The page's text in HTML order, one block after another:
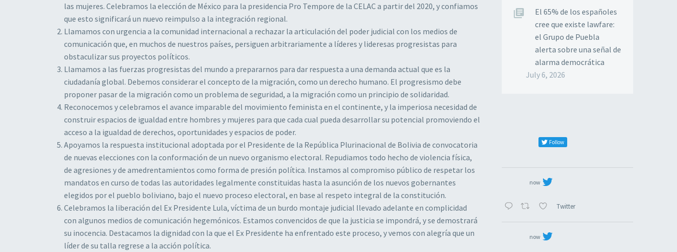
las mujeres. Celebramos la elección de México para la presidencia Pro Tempore de la CELAC a partir del 2020, y confiamos
que esto significará un nuevo reimpulso a la integración regional.
Llamamos con urgencia a la comunidad internacional a rechazar la articulación del poder judicial con los medios de
comunicación que, en muchos de nuestros países, persiguen arbitrariamente a líderes y lideresas progresistas para
obstaculizar sus proyectos políticos.
Llamamos a las fuerzas progresistas del mundo a prepararnos para dar respuesta a una demanda actual que es la
ciudadanía global. Debemos considerar el concepto de la migración, como un derecho humano. El progresismo debe
proponer pasar de la migración como un problema de seguridad, a la migración como un principio de solidaridad.
Reconocemos y celebramos el avance imparable del movimiento feminista en el continente, y la imperiosa necesidad de
construir espacios de igualdad entre hombres y mujeres para que cada cual pueda desarrollar su potencial promoviendo el
acceso a la igualdad de derechos, oportunidades y espacios de poder.
Apoyamos la respuesta institucional adoptada por el Presidente de la República Plurinacional de Bolivia de convocatoria
de nuevas elecciones con la conformación de un nuevo organismo electoral. Repudiamos todo hecho de violencia física,
de agresiones y de amedrentamientos como forma de presión política. Instamos al compromiso público de respetar los
mandatos en curso de todas las autoridades legalmente constituidas hasta la asunción de los nuevos gobernantes
elegidos por el pueblo boliviano, bajo el nuevo proceso electoral, en base al respeto integral de la constitución.
Celebramos la liberación del Ex Presidente Lula, víctima de un burdo montaje judicial llevado adelante en complicidad
con algunos medios de comunicación hegemónicos. Estamos convencidos de que la justicia se impondrá, y se demostrará
su inocencia. Destacamos la dignidad con la que el Ex Presidente ha enfrentado este proceso, y vemos con alegría que un
líder de su talla regrese a la acción política.
El 65% de los españoles
cree que existe lawfare:
el Grupo de Puebla
alerta sobre una señal de
alarma democrática
July 6, 2026
Follow
now
Twitter
now